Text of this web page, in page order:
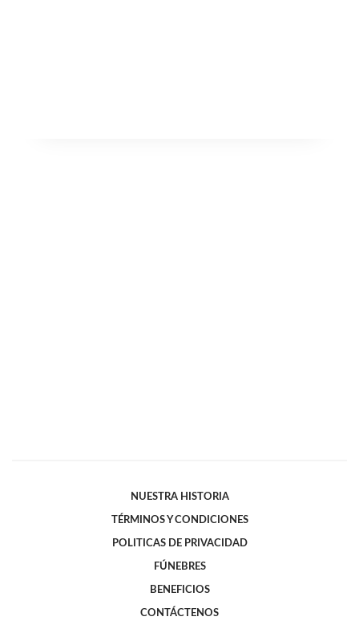
NUESTRA HISTORIA
TÉRMINOS Y CONDICIONES
POLITICAS DE PRIVACIDAD
FÚNEBRES
BENEFICIOS
CONTÁCTENOS